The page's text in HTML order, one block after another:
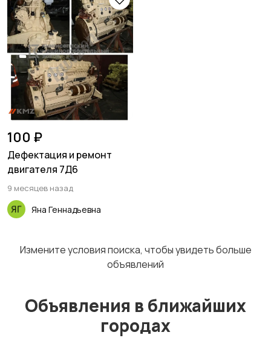
100 ₽
Дефектация и ремонт
двигателя 7Д6
9 месяцев назад
Яна Геннадьевна
Измените условия поиска, чтобы увидеть больше
объявлений
Объявления в ближайших
городах